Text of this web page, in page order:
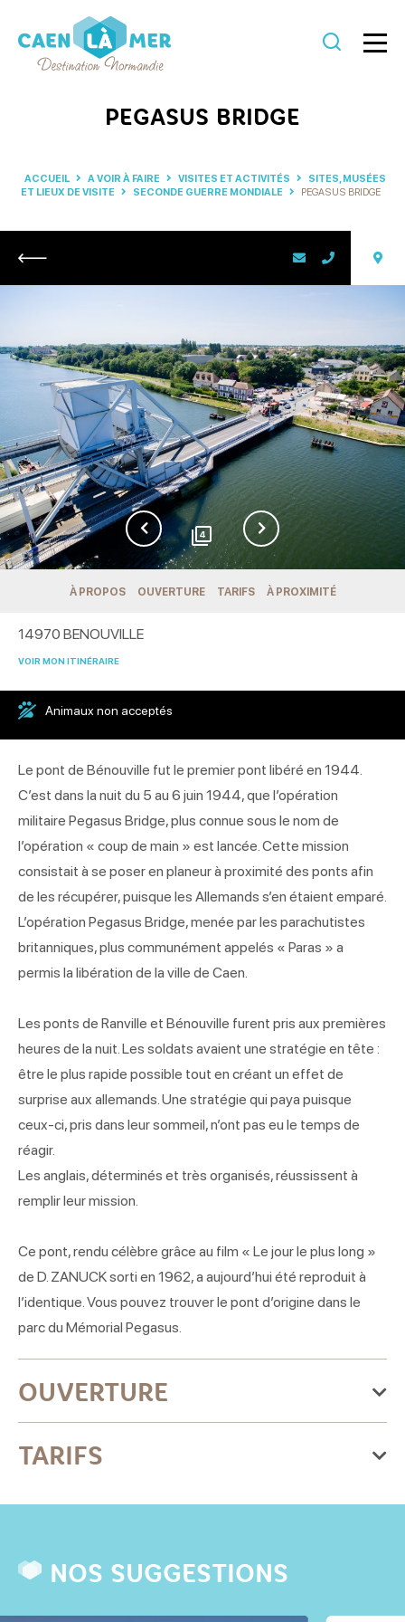
PEGASUS BRIDGE
ACCUEIL A VOIR À FAIRE VISITES ET ACTIVITÉS
SITES, MUSÉES
ET LIEUX DE VISITE
SECONDE GUERRE MONDIALE PEGASUS BRIDGE
Retour
4
À PROPOS OUVERTURE TARIFS À PROXIMITÉ
14970 BENOUVILLE
VOIR MON ITINÉRAIRE
Animaux non acceptés
Le pont de Bénouville fut le premier pont libéré en 1944.
C’est dans la nuit du 5 au 6 juin 1944, que l’opération
militaire Pegasus Bridge, plus connue sous le nom de
l’opération « coup de main » est lancée. Cette mission
consistait à se poser en planeur à proximité des ponts afin
de les récupérer, puisque les Allemands s’en étaient emparé.
L’opération Pegasus Bridge, menée par les parachutistes
britanniques, plus communément appelés « Paras » a
permis la libération de la ville de Caen.
Les ponts de Ranville et Bénouville furent pris aux premières
heures de la nuit. Les soldats avaient une stratégie en tête :
être le plus rapide possible tout en créant un effet de
surprise aux allemands. Une stratégie qui paya puisque
ceux-ci, pris dans leur sommeil, n’ont pas eu le temps de
réagir.
Les anglais, déterminés et très organisés, réussissent à
remplir leur mission.
Ce pont, rendu célèbre grâce au film « Le jour le plus long »
de D. ZANUCK sorti en 1962, a aujourd’hui été reproduit à
l’identique. Vous pouvez trouver le pont d’origine dans le
parc du Mémorial Pegasus.
OUVERTURE
au jeudi 31 décembre 2026
Mardi
TARIFS
Gratuit
NOS SUGGESTIONS